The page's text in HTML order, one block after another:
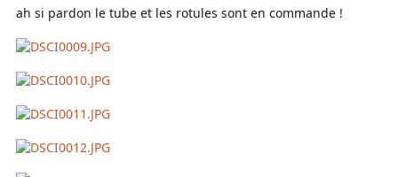
ah si pardon le tube et les rotules sont en commande !